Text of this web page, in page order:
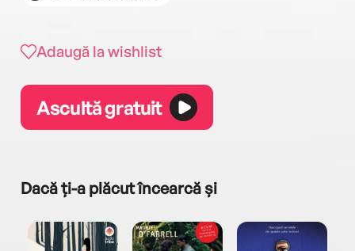
Adaugă la wishlist
Ascultă gratuit
Dacă ți-a plăcut încearcă și